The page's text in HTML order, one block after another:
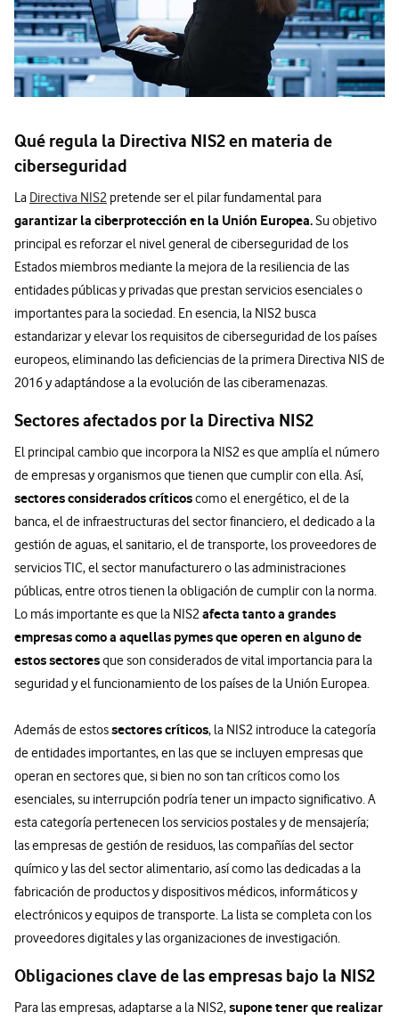
Qué regula la Directiva NIS2 en materia de
ciberseguridad
La Directiva NIS2 pretende ser el pilar fundamental para
garantizar la ciberprotección en la Unión Europea.Su objetivo
principal es reforzar el nivel general de ciberseguridad de los
Estados miembros mediante la mejora de la resiliencia de las
entidades públicas y privadas que prestan servicios esenciales o
importantes para la sociedad. En esencia, la NIS2 busca
estandarizar y elevar los requisitos de ciberseguridad de los países
europeos, eliminando las deficiencias de la primera Directiva NIS de
2016 y adaptándose a la evolución de las ciberamenazas.
Sectores afectados por la Directiva NIS2
El principal cambio que incorpora la NIS2 es que amplía el número
de empresas y organismos que tienen que cumplir con ella. Así,
sectores considerados críticoscomo el energético, el de la
banca, el de infraestructuras del sector financiero, el dedicado a la
gestión de aguas, el sanitario, el de transporte, los proveedores de
servicios TIC, el sector manufacturero o las administraciones
públicas, entre otros tienen la obligación de cumplir con la norma.
Lo más importante es que la NIS2afecta tanto a grandes
empresas como a aquellas pymes que operen en alguno de
estos sectoresque son considerados de vital importancia para la
seguridad y el funcionamiento de los países de la Unión Europea.
Además de estossectores críticos, la NIS2 introduce la categoría
de entidades importantes, en las que se incluyen empresas que
operan en sectores que, si bien no son tan críticos como los
esenciales, su interrupción podría tener un impacto significativo. A
esta categoría pertenecen los servicios postales y de mensajería;
las empresas de gestión de residuos, las compañías del sector
químico y las del sector alimentario, así como las dedicadas a la
fabricación de productos y dispositivos médicos, informáticos y
electrónicos y equipos de transporte. La lista se completa con los
proveedores digitales y las organizaciones de investigación.
Obligaciones clave de las empresas bajo la NIS2
Para las empresas, adaptarse a la NIS2,supone tener que realizar